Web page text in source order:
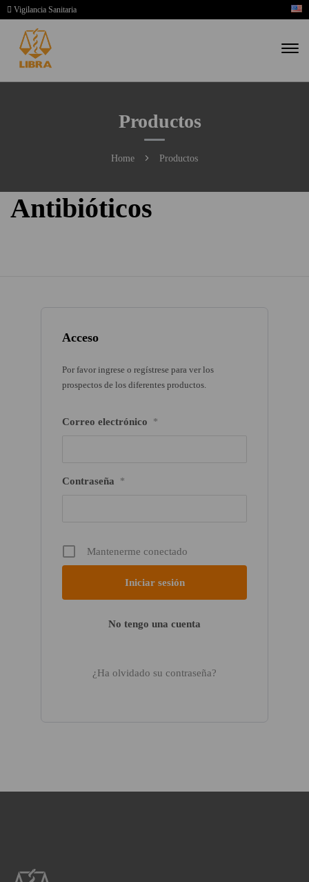
Vigilancia Sanitaria
Productos
Home Productos
Acceso
Por favor ingrese o regístrese para ver los
prospectos de los diferentes productos.
Correo electrónico *
Contraseña *
Mantenerme conectado
No tengo una cuenta
¿Ha olvidado su contraseña?
Antibióticos